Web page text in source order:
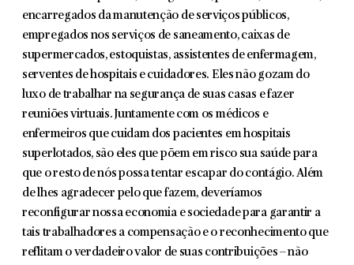
encarregados da manutenção de serviços públicos,
empregados nos serviços de saneamento, caixas de
supermercados, estoquistas, assistentes de enfermagem,
serventes de hospitais e cuidadores. Eles não gozam do
luxo de trabalhar na segurança de suas casas e fazer
reuniões virtuais. Juntamente com os médicos e
enfermeiros que cuidam dos pacientes em hospitais
superlotados, são eles que põem em risco sua saúde para
que o resto de nós possa tentar escapar do contágio. Além
de lhes agradecer pelo que fazem, deveríamos
reconfigurar nossa economia e sociedade para garantir a
tais trabalhadores a compensação e o reconhecimento que
reflitam o verdadeiro valor de suas contribuições – não